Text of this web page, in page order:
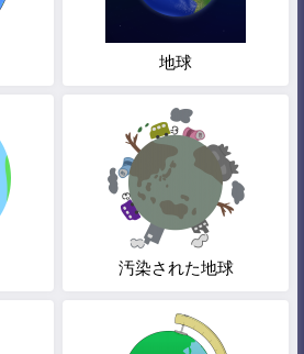
地球
汚染された地球